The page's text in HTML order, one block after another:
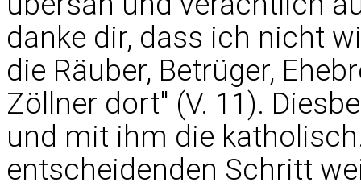
danke dir, dass ich nicht
die Räuber, Betrüger,
Zöllner dort" (V. 11).
und mit ihm die
entscheidenden Schritt